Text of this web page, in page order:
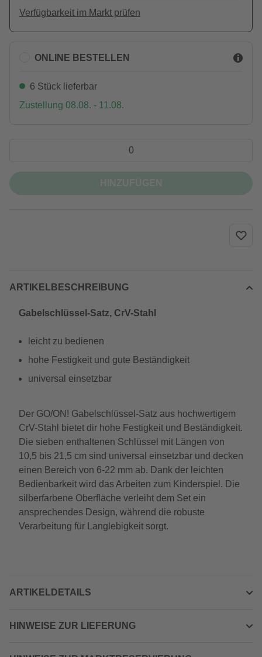
Verfügbarkeit im Markt prüfen
ONLINE BESTELLEN
6 Stück lieferbar
Zustellung 08.08. - 11.08.
ARTIKELBESCHREIBUNG
Gabelschlüssel-Satz, CrV-Stahl
leicht zu bedienen
hohe Festigkeit und gute Beständigkeit
universal einsetzbar
Der GO/ON! Gabelschlüssel-Satz aus hochwertigem
CrV-Stahl bietet dir hohe Festigkeit und Beständigkeit.
Die sieben enthaltenen Schlüssel mit Längen von
10,5 bis 21,5 cm sind universal einsetzbar und decken
einen Bereich von 6-22 mm ab. Dank der leichten
Bedienbarkeit wird das Arbeiten zum Kinderspiel. Die
silberfarbene Oberfläche verleiht dem Set ein
ansprechendes Design, während die robuste
Verarbeitung für Langlebigkeit sorgt.
ARTIKELDETAILS
HINWEISE ZUR LIEFERUNG